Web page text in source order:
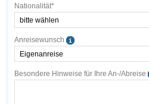
Nationalität*
Anreisewunsch
Besondere Hinweise für Ihre An-/Abreise